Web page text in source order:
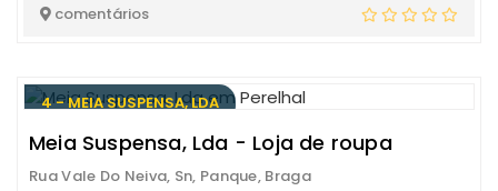
comentários
4 - MEIA SUSPENSA, LDA
Meia Suspensa, Lda - Loja de roupa
Rua Vale Do Neiva, Sn, Panque, Braga